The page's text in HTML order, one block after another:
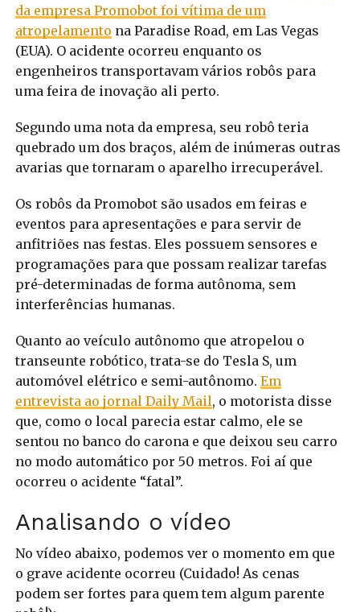
da empresa Promobot foi vítima de um
atropelamento na Paradise Road, em Las Vegas
(EUA). O acidente ocorreu enquanto os
engenheiros transportavam vários robôs para
uma feira de inovação ali perto.
Segundo uma nota da empresa, seu robô teria
quebrado um dos braços, além de inúmeras outras
avarias que tornaram o aparelho irrecuperável.
Os robôs da Promobot são usados em feiras e
eventos para apresentações e para servir de
anfitriões nas festas. Eles possuem sensores e
programações para que possam realizar tarefas
pré-determinadas de forma autônoma, sem
interferências humanas.
Quanto ao veículo autônomo que atropelou o
transeunte robótico, trata-se do Tesla S, um
automóvel elétrico e semi-autônomo. Em
entrevista ao jornal Daily Mail, o motorista disse
que, como o local parecia estar calmo, ele se
sentou no banco do carona e que deixou seu carro
no modo automático por 50 metros. Foi aí que
ocorreu o acidente “fatal”.
Analisando o vídeo
No vídeo abaixo, podemos ver o momento em que
o grave acidente ocorreu (Cuidado! As cenas
podem ser fortes para quem tem algum parente